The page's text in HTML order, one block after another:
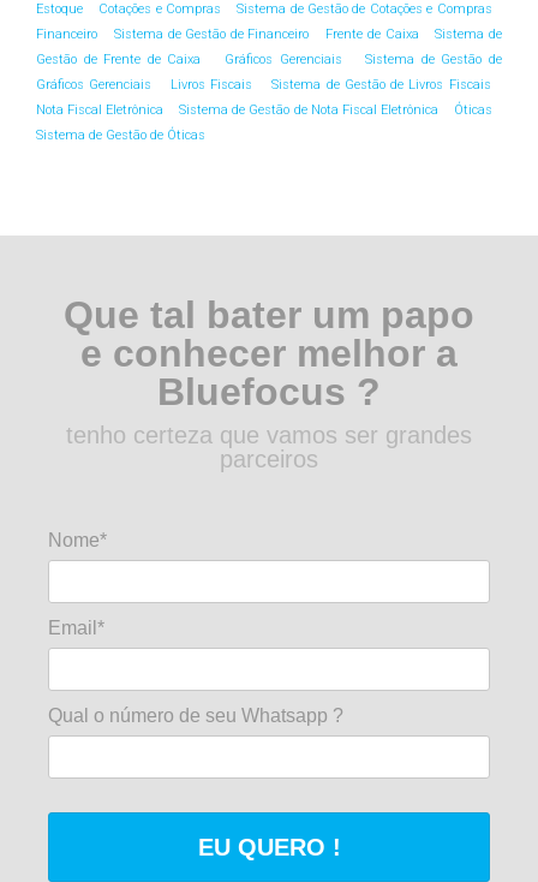
Estoque
Cotações e Compras
Sistema de Gestão de Cotações e Compras
Financeiro
Sistema de Gestão de Financeiro Frente de Caixa
Sistema de
Gestão de Frente de Caixa
Gráficos Gerenciais
Sistema de Gestão de
Gráficos Gerenciais
Livros Fiscais
Sistema de Gestão de Livros Fiscais
Nota Fiscal Eletrônica
Sistema de Gestão de Nota Fiscal Eletrônica
Óticas
Sistema de Gestão de Óticas
Que tal bater um papo
e conhecer melhor a
Bluefocus ?
tenho certeza que vamos ser grandes
parceiros
Nome*
Email*
Qual o número de seu Whatsapp ?
EU QUERO !